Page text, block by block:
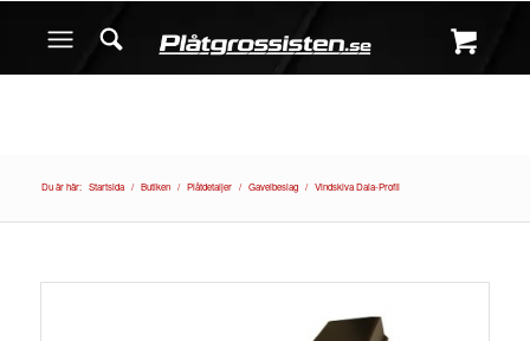
Du är här: Startsida / Butiken / Plåtdetaljer / Gavelbeslag / Vindskiva Dala-Profil